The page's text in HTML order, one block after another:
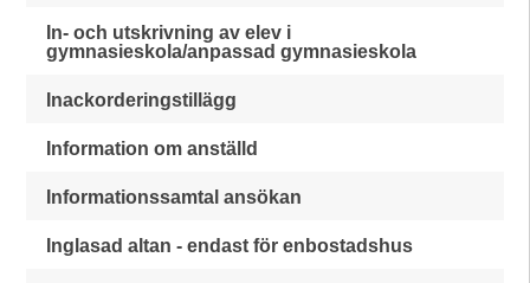
In- och utskrivning av elev i
gymnasieskola/anpassad gymnasieskola
Inackorderingstillägg
Information om anställd
Informationssamtal ansökan
Inglasad altan - endast för enbostadshus